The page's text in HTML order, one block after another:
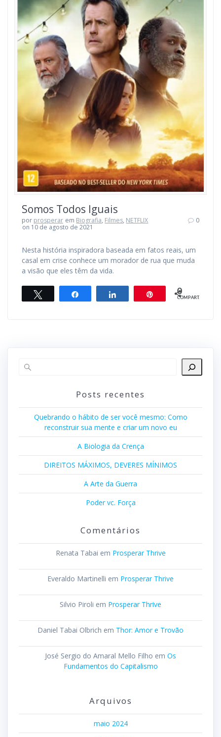
Somos Todos Iguais
por prosperar em Biografia, Filmes, NETFLIX
on 10 de agosto de 2021
0
Nesta história inspiradora baseada em fatos reais, um
casal em crise conhece um morador de rua que muda
a visão que eles têm da vida.
Compartilhar Compartilhar 0
COMPART.
Posts recentes
Quebrando o hábito de ser você mesmo: Como
reconstruir sua mente e criar um novo eu
A Biologia da Crença
DIREITOS MÁXIMOS, DEVERES MÍNIMOS
A Arte da Guerra
Poder vc. Força
Comentários
Renata Tabai em Prosperar Thrive
Everaldo Martinelli em Prosperar Thrive
Silvio Piroli em Prosperar Thrive
Daniel Tabai Olbrich em Thor: Amor e Trovão
José Sergio do Amaral Mello Filho em Os
Fundamentos do Capitalismo
Arquivos
maio 2024